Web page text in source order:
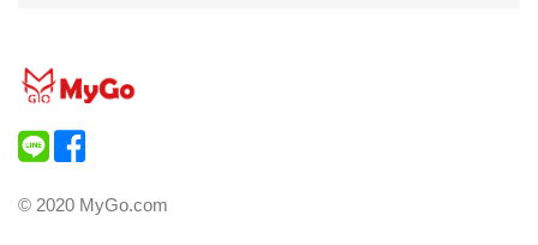
© 2020 MyGo.com